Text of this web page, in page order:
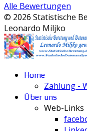
Alle Bewertungen
© 2026 Statistische
Leonardo Miljko
Home
Zahlung -
Über uns
Web-Links